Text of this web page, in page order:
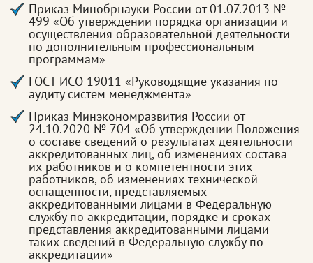
Приказ Минобрнауки России от 01.07.2013 №
499 «Об утверждении порядка организации и
осуществления образовательной деятельности
по дополнительным профессиональным
программам»
ГОСТ ИСО 19011 «Руководящие указания по
аудиту систем менеджмента»
Приказ Минэкономразвития России от
24.10.2020 № 704 «Об утверждении Положения
о составе сведений о результатах деятельности
аккредитованных лиц, об изменениях состава
их работников и о компетентности этих
работников, об изменениях технической
оснащенности, представляемых
аккредитованными лицами в Федеральную
службу по аккредитации, порядке и сроках
представления аккредитованными лицами
таких сведений в Федеральную службу по
аккредитации»